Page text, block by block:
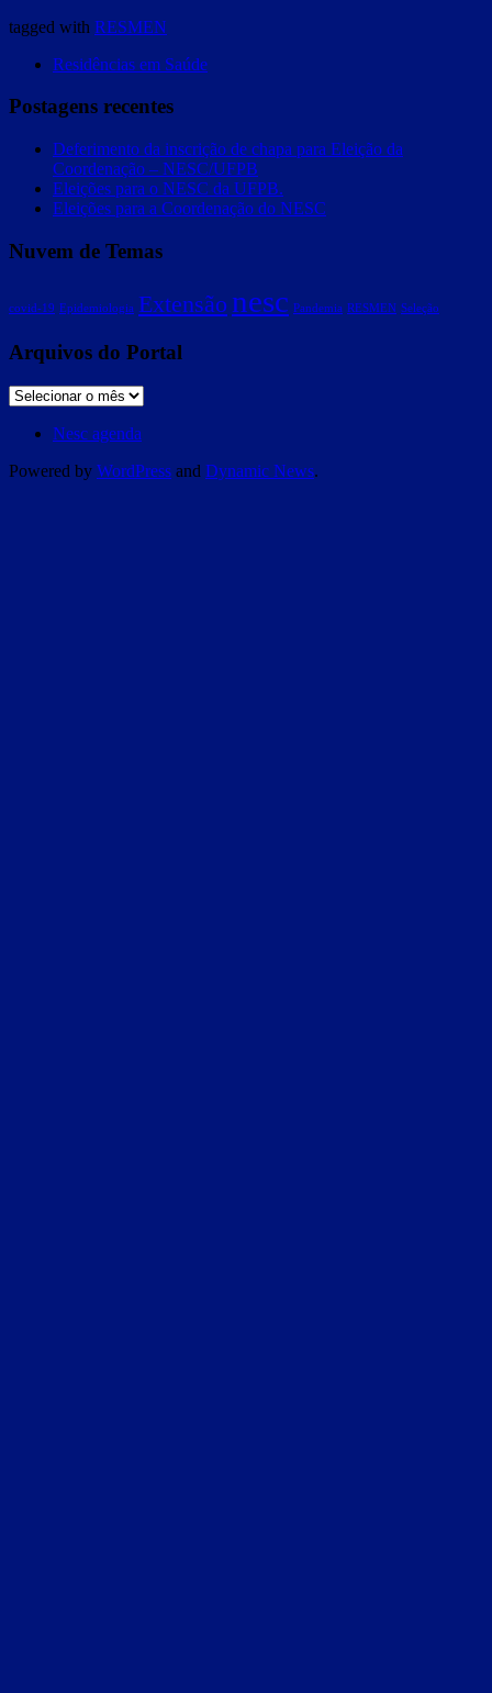
tagged with RESMEN
Residências em Saúde
Postagens recentes
Deferimento da inscrição de chapa para Eleição da
Coordenação – NESC/UFPB
Eleições para o NESC da UFPB.
Eleições para a Coordenação do NESC
Nuvem de Temas
covid-19 Epidemiologia Extensão nesc Pandemia RESMEN Seleção
Arquivos do Portal
Nesc agenda
Powered by WordPress and Dynamic News.